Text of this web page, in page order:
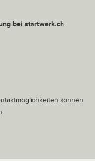
bei startwerk.ch
können